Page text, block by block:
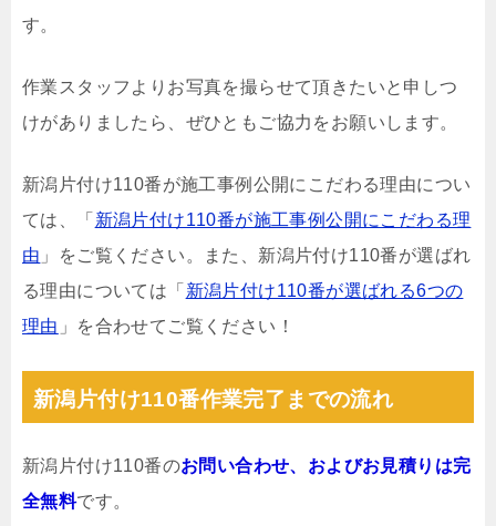
す。
作業スタッフよりお写真を撮らせて頂きたいと申しつ
けがありましたら、ぜひともご協力をお願いします。
新潟片付け110番が施工事例公開にこだわる理由につい
ては、「 新潟片付け110番が施工事例公開にこだわる理
由 」をご覧ください。また、新潟片付け110番が選ばれ
る理由については「 新潟片付け110番が選ばれる6つの
理由 」を合わせてご覧ください！
新潟片付け110番作業完了までの流れ
新潟片付け110番のお問い合わせ、およびお見積りは完
全無料です。